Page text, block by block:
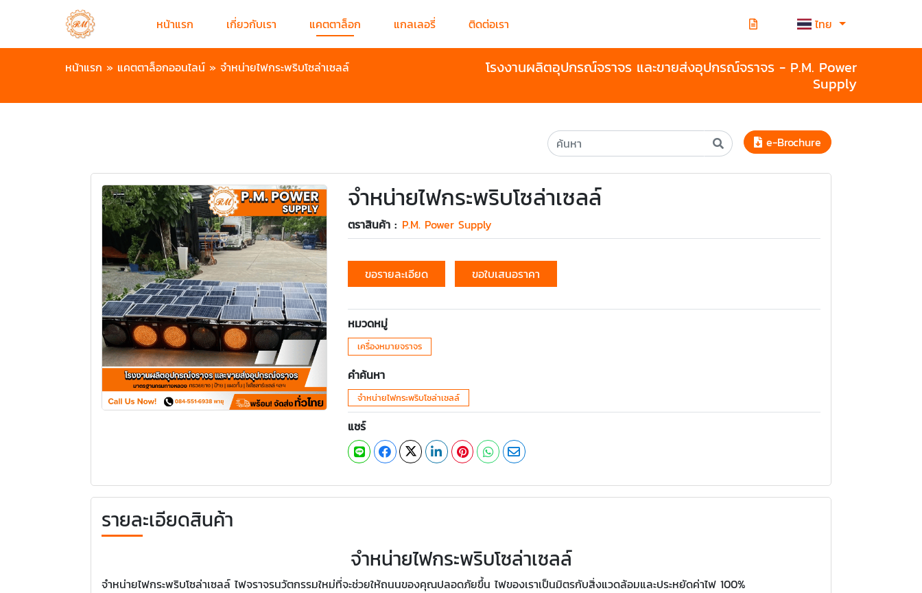
หน้าแรก เกี่ยวกับเรา แคตตาล็อก แกลเลอรี่ ติดต่อเรา ไทย
หน้าแรก » แคตตาล็อกออนไลน์ » จำหน่ายไฟกระพริบโซล่าเซลล์
โรงงานผลิตอุปกรณ์จราจร และขายส่งอุปกรณ์จราจร - P.M. Power
Supply
e-Brochure
จำหน่ายไฟกระพริบโซล่าเซลล์
ตราสินค้า : P.M. Power Supply
ขอรายละเอียด ขอใบเสนอราคา
หมวดหมู่
เครื่องหมายจราจร
คำค้นหา
จำหน่ายไฟกระพริบโซล่าเซลล์
แชร์
รายละเอียดสินค้า
จำหน่ายไฟกระพริบโซล่าเซลล์
จำหน่ายไฟกระพริบโซล่าเซลล์ ไฟจราจรนวัตกรรมใหม่ที่จะช่วยให้ถนนของคุณปลอดภัยขึ้น ไฟของเราเป็นมิตรกับสิ่งแวดล้อมและประหยัดค่าไฟ 100%